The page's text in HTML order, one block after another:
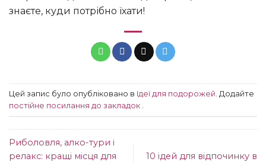
знаєте, куди потрібно їхати!
Цей запис було опубліковано в Ідеї ​​для подорожей . Додайте
постійне посилання до закладок
Риболовля, алко-тури і
релакс: кращі місця для
10 ідей для відпочинку в